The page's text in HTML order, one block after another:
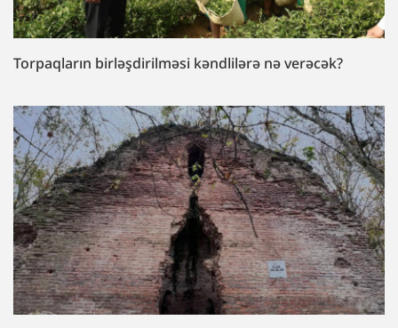
Torpaqların birləşdirilməsi kəndlilərə nə verəcək?